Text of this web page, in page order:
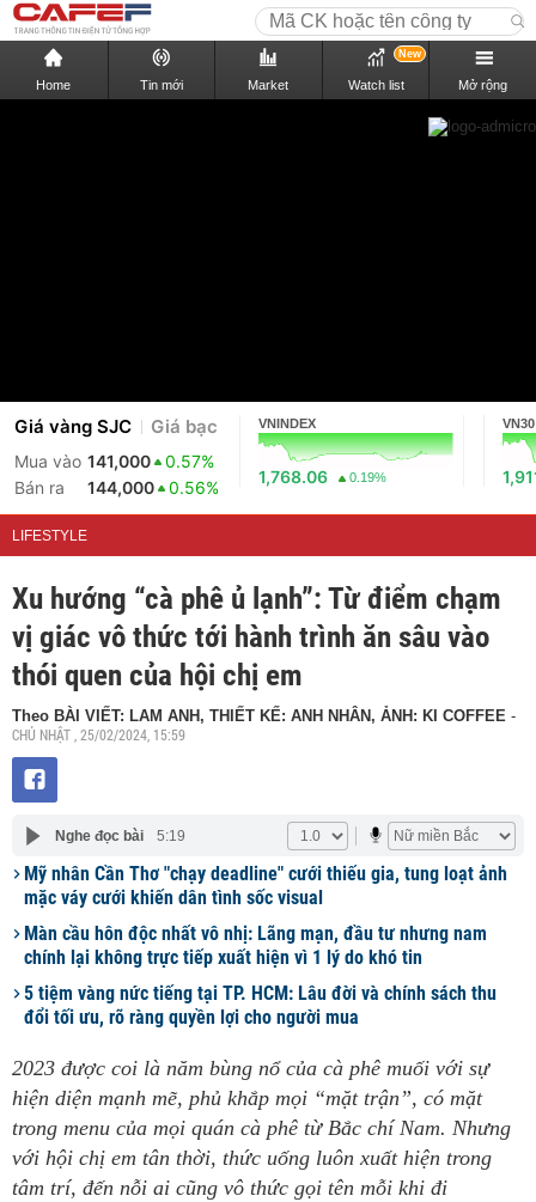
Home Tin mới Market Watch list
New
Mở rộng
Giá vàng SJC Giá bạc
Mua vào 141,000
0.57%
Bán ra
144,000 0.56%
VNINDEX
1,768.06 0.19%
VN30
LIFESTYLE
Xu hướng “cà phê ủ lạnh”: Từ điểm chạm
vị giác vô thức tới hành trình ăn sâu vào
thói quen của hội chị em
Theo BÀI VIẾT: LAM ANH, THIẾT KẾ: ANH NHÂN, ẢNH: KI COFFEE -
CHỦ NHẬT , 25/02/2024, 15:59
Nghe đọc bài 5:19
Mỹ nhân Cần Thơ "chạy deadline" cưới thiếu gia, tung loạt ảnh
mặc váy cưới khiến dân tình sốc visual
Màn cầu hôn độc nhất vô nhị: Lãng mạn, đầu tư nhưng nam
chính lại không trực tiếp xuất hiện vì 1 lý do khó tin
5 tiệm vàng nức tiếng tại TP. HCM: Lâu đời và chính sách thu
đổi tối ưu, rõ ràng quyền lợi cho người mua
2023 được coi là năm bùng nổ của cà phê muối với sự
hiện diện mạnh mẽ, phủ khắp mọi “mặt trận”, có mặt
trong menu của mọi quán cà phê từ Bắc chí Nam. Nhưng
với hội chị em tân thời, thức uống luôn xuất hiện trong
tâm trí, đến nỗi ai cũng vô thức gọi tên mỗi khi đi